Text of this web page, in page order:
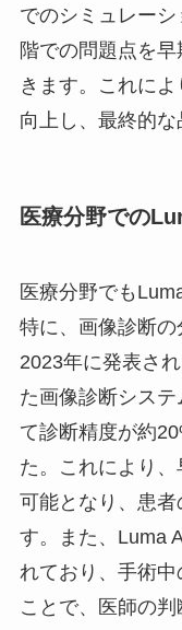
でのシミュレー
階での問題点を
きます。これに
向上し、最終的な
医療分野での
医療分野でも
特に、画像診断の
2023年に発表さ
た画像診断シス
て診断精度が約
た。これにより
可能となり、患
す。また、Luma
れており、手術
ことで、医師の